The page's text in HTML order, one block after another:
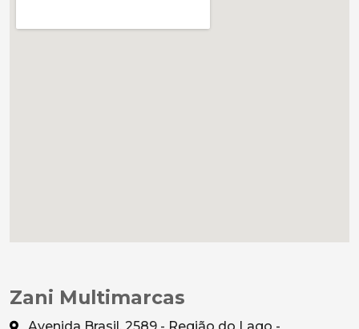
Zani Multimarcas
Avenida Brasil, 2589 - Região do Lago -